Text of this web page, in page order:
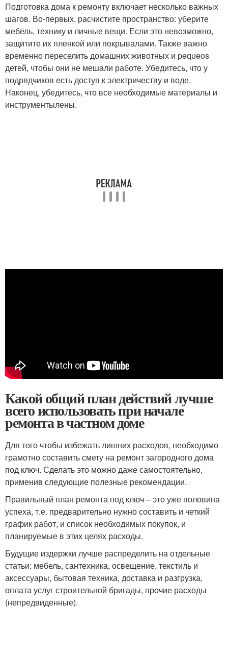
Подготовка дома к ремонту включает несколько важных
шагов. Во-первых, расчистите пространство: уберите
мебель, технику и личные вещи. Если это невозможно,
защитите их пленкой или покрывалами. Также важно
временно переселить домашних животных и pequeos
детей, чтобы они не мешали работе. Убедитесь, что у
подрядчиков есть доступ к электричеству и воде.
Наконец, убедитесь, что все необходимые материалы и
инструментылены.
Какой общий план действий лучше
всего использовать при начале
ремонта в частном доме
Для того чтобы избежать лишних расходов, необходимо
грамотно составить смету на ремонт загородного дома
под ключ. Сделать это можно даже самостоятельно,
применив следующие полезные рекомендации.
Правильный план ремонта под ключ – это уже половина
успеха, т.е. предварительно нужно составить и четкий
график работ, и список необходимых покупок, и
планируемые в этих целях расходы.
Будущие издержки лучше распределить на отдельные
статьи: мебель, сантехника, освещение, текстиль и
аксессуары, бытовая техника, доставка и разгрузка,
оплата услуг строительной бригады, прочие расходы
(непредвиденные).